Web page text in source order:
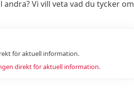
Vi vill veta vad du tycker om
för aktuell information.
direkt för aktuell information.